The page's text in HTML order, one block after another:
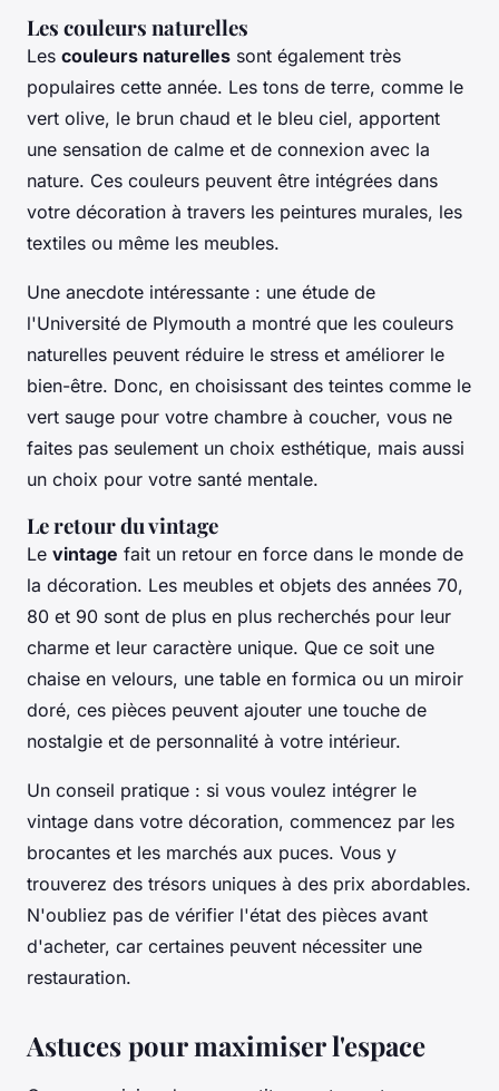
Les couleurs naturelles
Les couleurs naturelles sont également très
populaires cette année. Les tons de terre, comme le
vert olive, le brun chaud et le bleu ciel, apportent
une sensation de calme et de connexion avec la
nature. Ces couleurs peuvent être intégrées dans
votre décoration à travers les peintures murales, les
textiles ou même les meubles.
Une anecdote intéressante : une étude de
l'Université de Plymouth a montré que les couleurs
naturelles peuvent réduire le stress et améliorer le
bien-être. Donc, en choisissant des teintes comme le
vert sauge pour votre chambre à coucher, vous ne
faites pas seulement un choix esthétique, mais aussi
un choix pour votre santé mentale.
Le retour du vintage
Le vintage fait un retour en force dans le monde de
la décoration. Les meubles et objets des années 70,
80 et 90 sont de plus en plus recherchés pour leur
charme et leur caractère unique. Que ce soit une
chaise en velours, une table en formica ou un miroir
doré, ces pièces peuvent ajouter une touche de
nostalgie et de personnalité à votre intérieur.
Un conseil pratique : si vous voulez intégrer le
vintage dans votre décoration, commencez par les
brocantes et les marchés aux puces. Vous y
trouverez des trésors uniques à des prix abordables.
N'oubliez pas de vérifier l'état des pièces avant
d'acheter, car certaines peuvent nécessiter une
restauration.
Astuces pour maximiser l'espace